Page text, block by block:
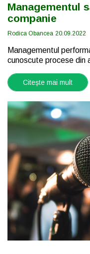
Managementul
companie
Rodica Obancea 20.09.2022
Managementul
cunoscute procese din
Citește mai mult